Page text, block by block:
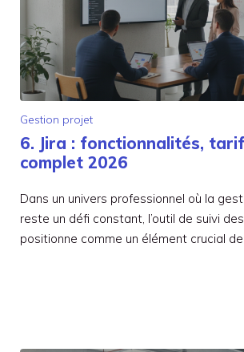
Gestion projet
6. Jira : fonctionnalités,
complet 2026
Dans un univers professionnel où la
reste un défi constant, l’outil de suivi
positionne comme un élément crucial de